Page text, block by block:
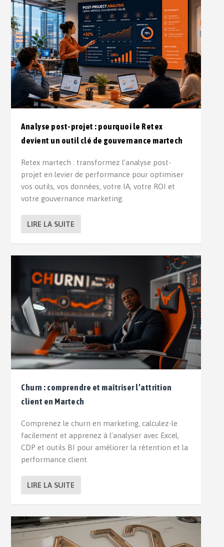
Analyse post-projet : pourquoi le Retex
devient un outil clé de gouvernance martech
Retex martech : transformez l’analyse post-
projet en levier de performance pour optimiser
vos outils, vos données, votre IA, votre ROI et
votre gouvernance marketing.
LIRE LA SUITE
Churn : comprendre et maîtriser l’attrition
client en Martech
Comprenez le churn en marketing, calculez-le
facilement et apprenez à l’analyser avec Excel,
CDP et outils BI pour améliorer la rétention et la
performance client.
LIRE LA SUITE